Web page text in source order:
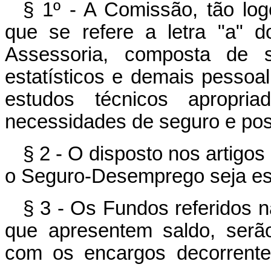
§ 1º - A Comissão, tão
que se refere a letra "a"
Assessoria, composta de
estatísticos e demais
estudos técnicos
necessidades de seguro e
§ 2 - O disposto nos artigos
o Seguro-Desemprego seja
§ 3 - Os Fundos referidos
que apresentem saldo,
com os encargos